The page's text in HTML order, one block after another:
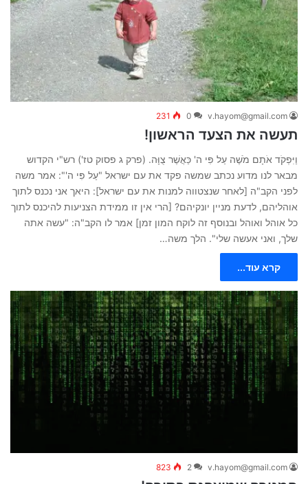
v.hayom@gmail.com
0
231
תעשה את הצעד הראשון!
וַיִּפְקֹד אֹתָם מֹשֶׁה עַל פִּי ה' כַּאֲשֶׁר צֻוָּה. (פרק ג פסוק טז') רש"י הקדוש
מבאר לנו מדוע נכתב שמשה פקד את עם ישראל "עַל פִּי ה'": אמר משה
לפני הקב"ה [לאחר שנצטווה למנות את עם ישראל]: היאך אני נכנס לתוך
אוהליהם, לדעת מניין יונקיהם? [הרי אין זו ממידת הצניעות להיכנס לתוך
כל אוהל ואוהל ובנוסף זה לוקח המון זמן] אמר לו הקב"ה: "עשה אתה
שלך, ואני אעשה שלי". הלך משה…
קרא עוד...
v.hayom@gmail.com
2
823